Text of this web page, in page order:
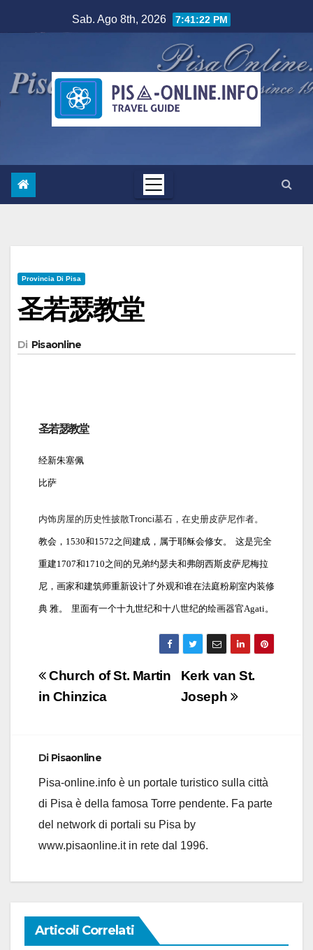
al
Sab. Ago 8th, 2026 7:41:23 PM
Provincia Di Pisa
圣若瑟教堂
Di Pisaonline
圣若瑟教堂
经新朱塞佩
比萨
内饰房屋的历史性披散Tronci墓石，在史册皮萨尼作者。
教会，1530和1572之间建成，属于耶稣会修女。 这是完全
重建1707和1710之间的兄弟约瑟夫和弗朗西斯皮萨尼梅拉
尼，画家和建筑师重新设计了外观和谁在法庭粉刷室内装修
典 ​​雅。 里面有一个十九世纪和十八世纪的绘画器官Agati。
Navigazione
articoli
Kerk van St.
Joseph
Church of St. Martin
in Chinzica
Di Pisaonline
Pisa-online.info è un portale turistico sulla città
di Pisa è della famosa Torre pendente. Fa parte
del network di portali su Pisa by
www.pisaonline.it in rete dal 1996.
Articoli Correlati